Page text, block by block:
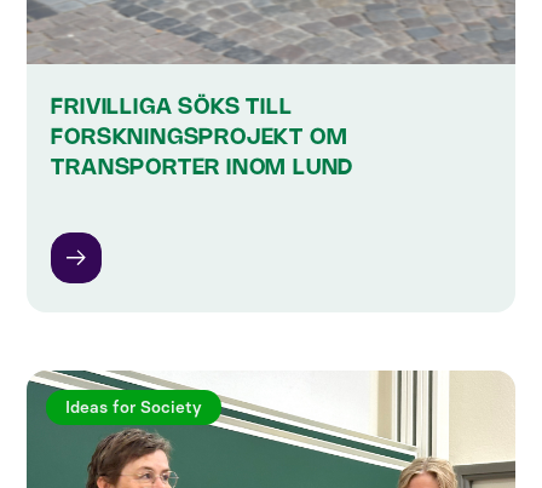
FRIVILLIGA SÖKS TILL
FORSKNINGSPROJEKT OM
TRANSPORTER INOM LUND
Ideas for Society